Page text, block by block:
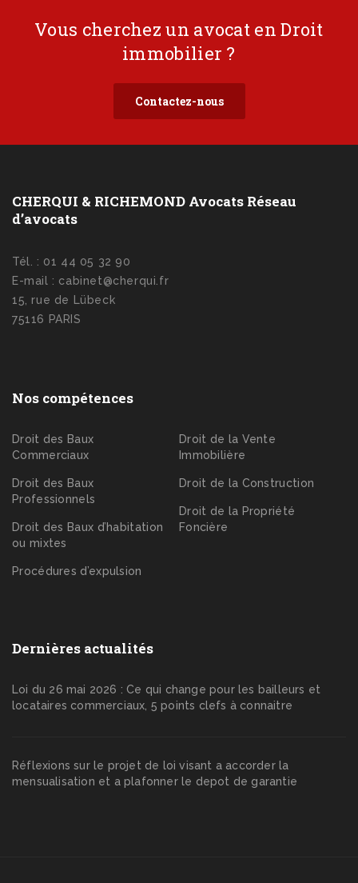
Vous cherchez un avocat en Droit
immobilier ?
Contactez-nous
CHERQUI & RICHEMOND Avocats Réseau
d’avocats
Tél. : 01 44 05 32 90
E-mail : cabinet@cherqui.fr
15, rue de Lübeck
75116 PARIS
Nos compétences
Droit des Baux
Commerciaux
Droit des Baux
Professionnels
Droit des Baux d’habitation
ou mixtes
Procédures d’expulsion
Droit de la Vente
Immobilière
Droit de la Construction
Droit de la Propriété
Foncière
Dernières actualités
Loi du 26 mai 2026 : Ce qui change pour les bailleurs et
locataires commerciaux, 5 points clefs à connaitre
Réflexions sur le projet de loi visant a accorder la
mensualisation et a plafonner le depot de garantie